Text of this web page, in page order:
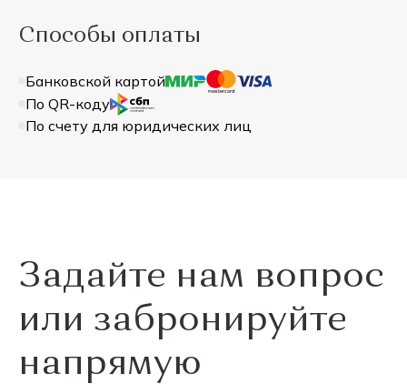
Способы оплаты
Банковской картой
По QR-коду
По счету для юридических лиц
Задайте нам вопрос
или забронируйте
напрямую